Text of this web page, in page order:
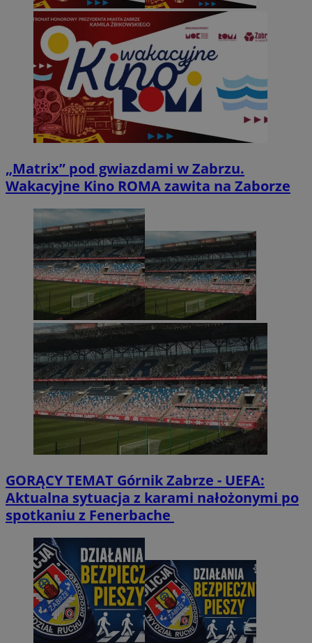
„Matrix” pod gwiazdami w Zabrzu.
Wakacyjne Kino ROMA zawita na Zaborze
GORĄCY TEMAT Górnik Zabrze - UEFA:
Aktualna sytuacja z karami nałożonymi po
spotkaniu z Fenerbache